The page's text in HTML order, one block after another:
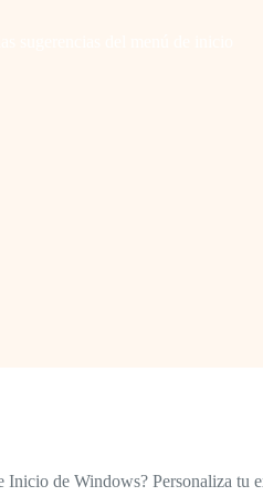
Inicio de Windows? Personaliza